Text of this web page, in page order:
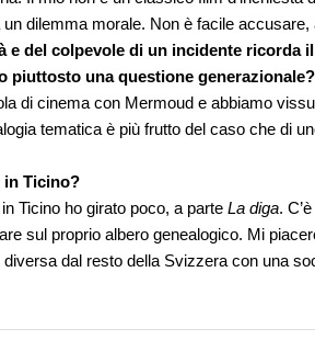
dilemma morale. Non è facile
e del colpevole di un incidente ricorda
piuttosto una questione generazionale?
di cinema con Mermoud e abbiamo
tematica è più frutto del caso che di
in Ticino?
Ticino ho girato poco, a parte La diga.
sul proprio albero genealogico. Mi
dal resto della Svizzera con una